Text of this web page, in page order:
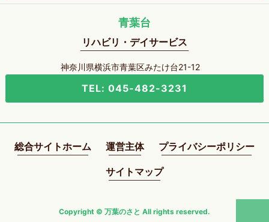
青葉台
リハビリ・デイサービス
神奈川県横浜市青葉区みたけ台21-12
TEL: 045-482-3231
総合サイトホーム 運営主体 プライバシーポリシー
サイトマップ
Copyright © 万葉のさと All rights reserved.